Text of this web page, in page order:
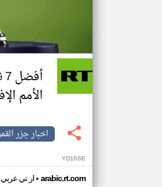
الأمم
اخبار جزر
YD16SE
ار تي عربي• arabic.rt.com